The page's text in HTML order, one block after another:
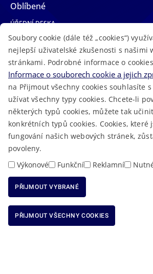
Oblíbené
ÚŘEDNÍ DESKA
TELEFONNÍ SEZNAM
LÉKAŘSKÁ POHOTOVOST
VOLNÁ MÍSTA
AKTUALITY
2023 © Královéhradecký kraj • Vytvořeno v
RSS • Mapa stránek •Cookies Prohlášení o
Soubory cookie (dále též „cookies“)
nejlepší uživatelské zkušenosti s našimi
stránkami. Podrobné informace o
Informace o souborech cookie a jejich
na Přijmout všechny cookies souhlasíte
užívat všechny typy cookies. Chcete-li
některých typů cookies, můžete tak
konkrétních typů cookies. Cookies, které
fungování našich webových stránek,
povoleny.
Výkonové
Funkční Reklamní
PŘIJMOUT VYBRANÉ
PŘIJMOUT VŠECHNY COOKIES
ODMÍTNOUT VŠECHNY